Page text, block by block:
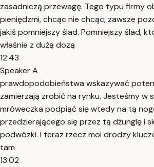
zasadniczą przewagę. Tego typu firmy
pieniędzmi, chcąc nie chcąc, zawsze
jakiś pomniejszy ślad. Pomniejszy ślad,
właśnie z dużą dozą
12:43
Speaker A
prawdopodobieństwa wskazywać
zamierzają zrobić na rynku. Jesteśmy w
mróweczka podpiąć się wtedy na tą
przedzierającego się przez tą dżunglę i
podwózki. I teraz rzecz moi drodzy
tam
13:02